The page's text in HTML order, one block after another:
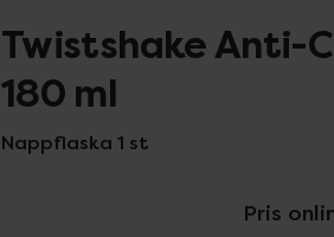
Twistshake Anti-
180 ml
Nappflaska 1 st
Pris